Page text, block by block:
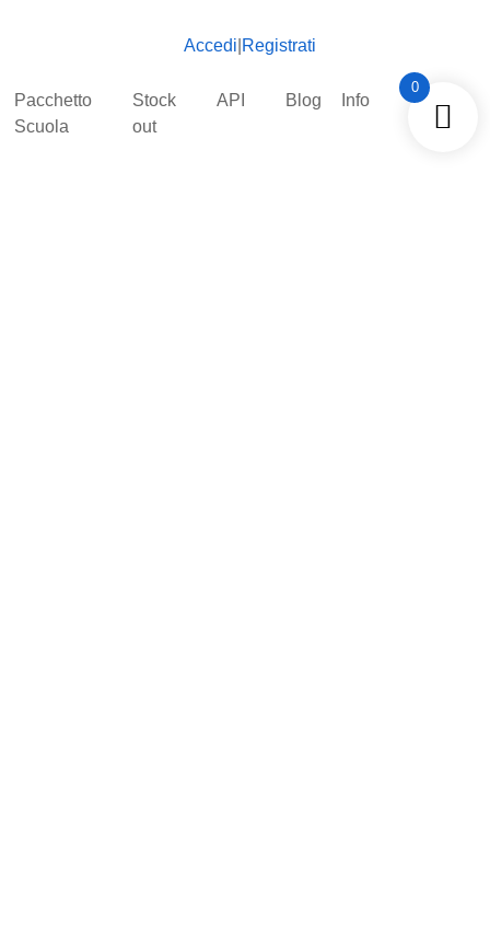
Accedi Registrati
Pacchetto
Scuola
Stock
out
API Blog Info
0